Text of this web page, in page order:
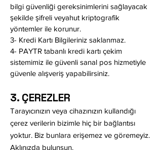
bilgi güvenliği gereksinimlerini sağlayacak
şekilde şifreli veyahut kriptografik
yöntemler ile korunur.
3- Kredi Kartı Bilgileriniz saklanmaz.
4- PAYTR tabanlı kredi kartı çekim
sistemimiz ile güvenli sanal pos hizmetiyle
güvenle alışveriş yapabilirsiniz.
3. ÇEREZLER
Tarayıcınızın veya cihazınızın kullandığı
çerez verilerin bizimle hiç bir bağlantısı
yoktur. Biz bunlara erişemez ve göremeyiz.
Aklınızda bulunsun.